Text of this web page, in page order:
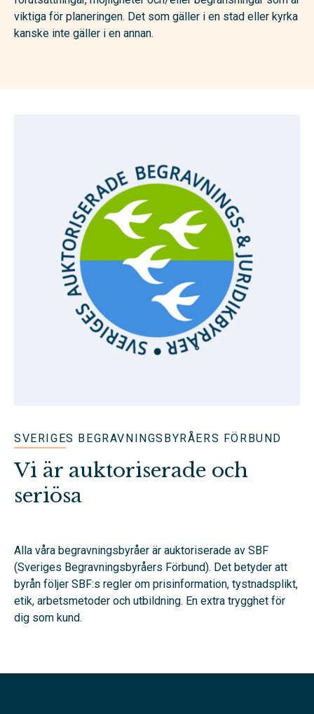
viktiga för planeringen. Det som gäller i en stad eller kyrka
kanske inte gäller i en annan.
SVERIGES BEGRAVNINGSBYRÅERS FÖRBUND
Vi är auktoriserade och
seriösa
Alla våra begravningsbyråer är auktoriserade av SBF
(Sveriges Begravningsbyråers Förbund). Det betyder att
byrån följer SBF:s regler om prisinformation, tystnadsplikt,
etik, arbetsmetoder och utbildning. En extra trygghet för
dig som kund.